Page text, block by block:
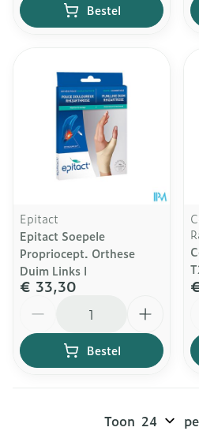
Bestel
Epitact
Epitact Soepele
Propriocept. Orthese
Duim Links l
€ 33,30
Bestel
Toon